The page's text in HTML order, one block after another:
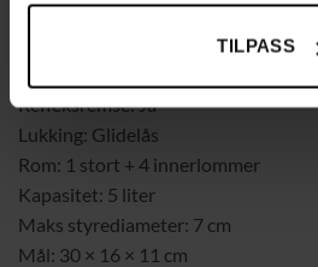
TILPASS
Spesifikasjoner
Feste: Borrelås (styremontering)
Refleksremse: Ja
Lukking: Glidelås
Rom: 1 stort + 4 innerlommer
Kapasitet: 5 liter
Maks styrediameter: 7 cm
Mål: 30 × 16 × 11 cm